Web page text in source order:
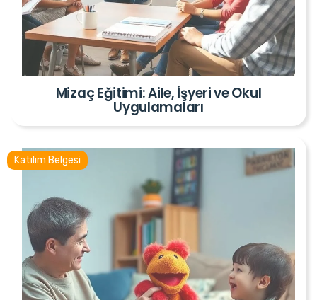
Mizaç Eğitimi: Aile, İşyeri ve Okul
Uygulamaları
Katılım Belgesi